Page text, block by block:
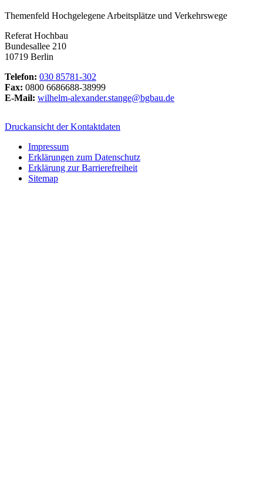
Themenfeld Hochgelegene Arbeitsplätze und Verkehrswege
Referat Hochbau
Bundesallee 210
10719 Berlin
Telefon: 030 85781-302
Fax: 0800 6686688-38999
E-Mail: wilhelm-alexander.stange@bgbau.de
Druckansicht der Kontaktdaten
Impressum
Erklärungen zum Datenschutz
Erklärung zur Barrierefreiheit
Sitemap